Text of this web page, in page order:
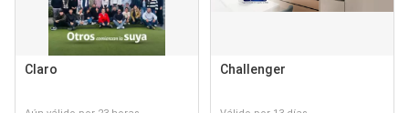
Claro Challenger